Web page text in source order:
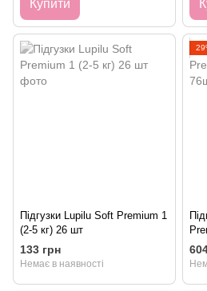
Купити
Підгузки Lupilu Soft Premium 1
(2-5 кг) 26 шт
133 грн
Немає в наявності